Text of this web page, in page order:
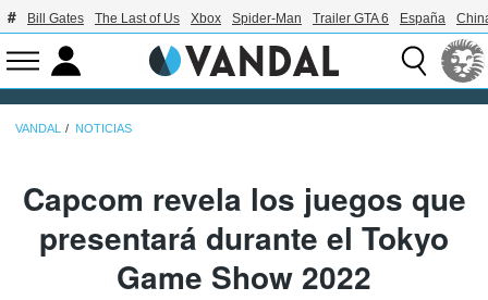
Bill Gates The Last of Us Xbox Spider-Man Trailer GTA 6 España
VANDAL NOTICIAS
Capcom revela los juegos que
presentará durante el Tokyo
Game Show 2022